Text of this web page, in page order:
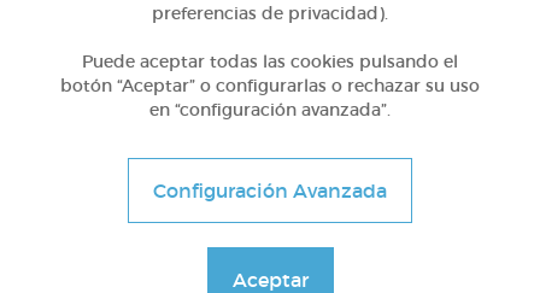
Otros
Sílabas trabadas
preferencias de privacidad).
Puede aceptar todas las cookies pulsando el
botón “Aceptar” o configurarlas o rechazar su uso
en “configuración avanzada”.
Configuración Avanzada
Aceptar